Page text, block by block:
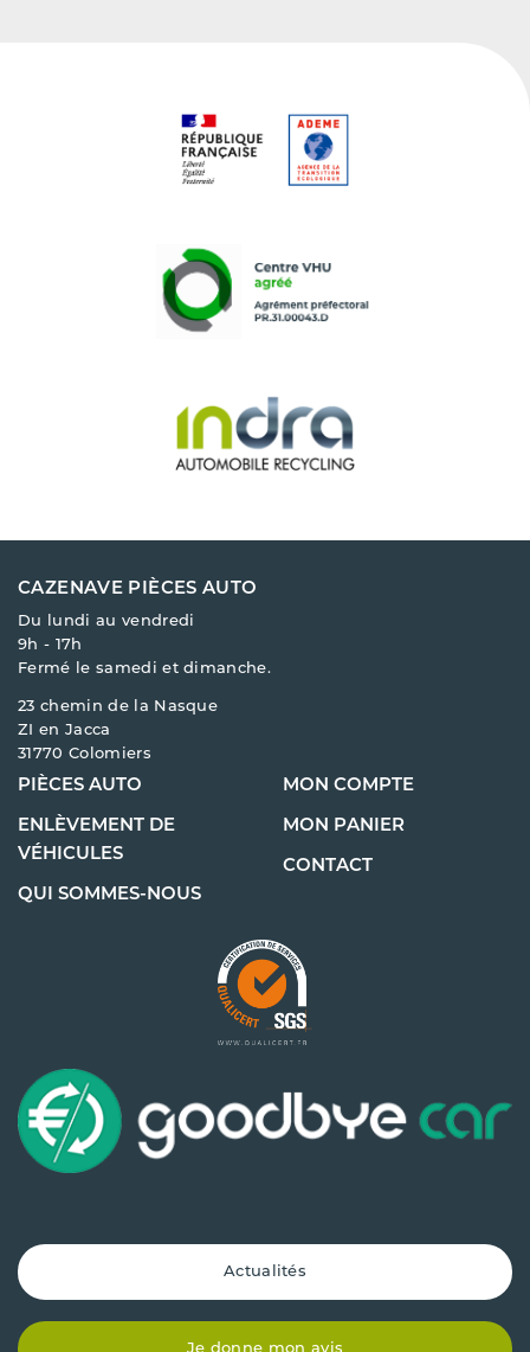
CAZENAVE PIÈCES AUTO
Du lundi au vendredi
9h - 17h
Fermé le samedi et dimanche.
23 chemin de la Nasque
ZI en Jacca
31770 Colomiers
PIÈCES AUTO
ENLÈVEMENT DE
VÉHICULES
QUI SOMMES-NOUS
MON COMPTE
MON PANIER
CONTACT
Actualités